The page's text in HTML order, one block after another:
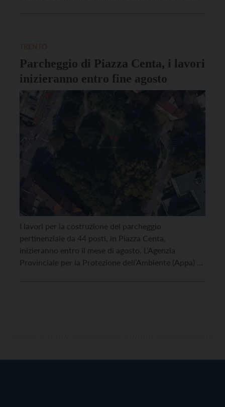
Parcheggio di Piazza Centa, i lavori
inizieranno entro fine agosto
I lavori per la costruzione del parcheggio
pertinenziale da 44 posti, in Piazza Centa,
inizieranno entro il mese di agosto. L’Agenzia
Provinciale per la Protezione dell’Ambiente (Appa) ha